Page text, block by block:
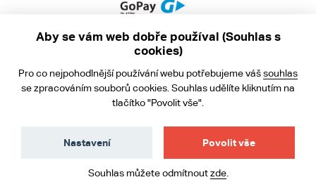
Obchodní podmínky
Ochrana osobních údajů
Aby se vám web dobře používal (Souhlas s
cookies)
Pro co nejpohodlnější používání webu potřebujeme vášsouhlas
se zpracováním souborů cookies. Souhlas udělíte kliknutím na
tlačítko "Povolit vše".
Povolit vše
Nastavení
Souhlas můžete odmítnoutzde.